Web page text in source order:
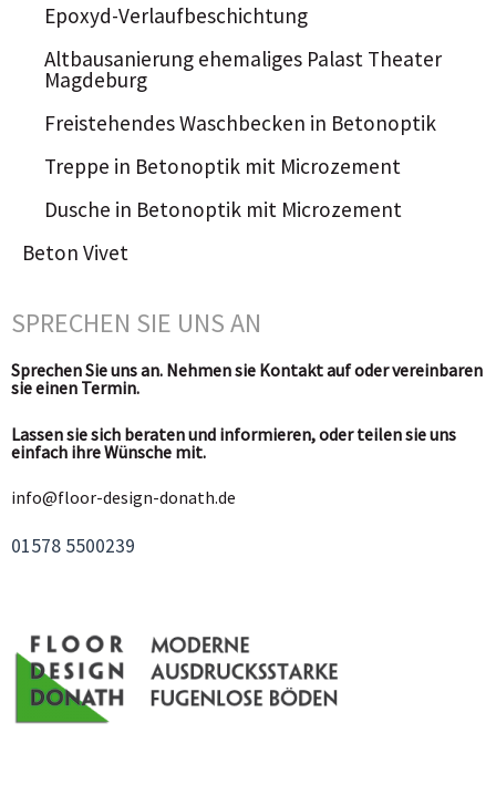
Epoxyd-Verlaufbeschichtung
Altbausanierung ehemaliges Palast Theater
Magdeburg
Freistehendes Waschbecken in Betonoptik
Treppe in Betonoptik mit Microzement
Dusche in Betonoptik mit Microzement
Beton Vivet
SPRECHEN SIE UNS AN
Sprechen Sie uns an. Nehmen sie Kontakt auf oder vereinbaren
sie einen Termin.
Lassen sie sich beraten und informieren, oder teilen sie uns
einfach ihre Wünsche mit.
info@floor-design-donath.de
01578 5500239